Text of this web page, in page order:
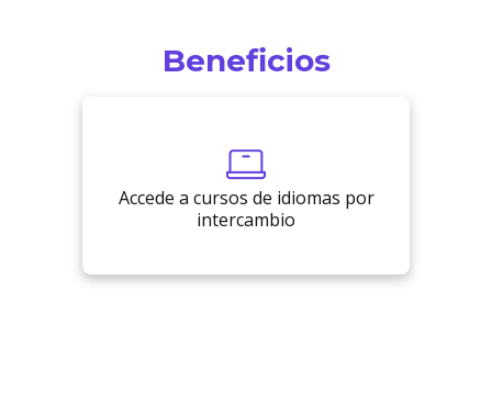
Beneficios
Accede a cursos de idiomas por
intercambio